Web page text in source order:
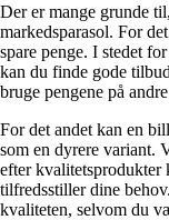
Der er mange grunde
markedsparasol. For
spare penge. I stedet
kan du finde gode
bruge pengene på
For det andet kan en
som en dyrere variant.
efter kvalitetsprodukter
tilfredsstiller dine
kvaliteten, selvom du